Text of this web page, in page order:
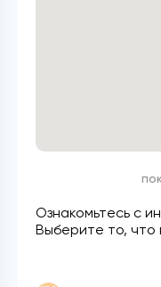
Ознакомьтесь с
Выберите то, что